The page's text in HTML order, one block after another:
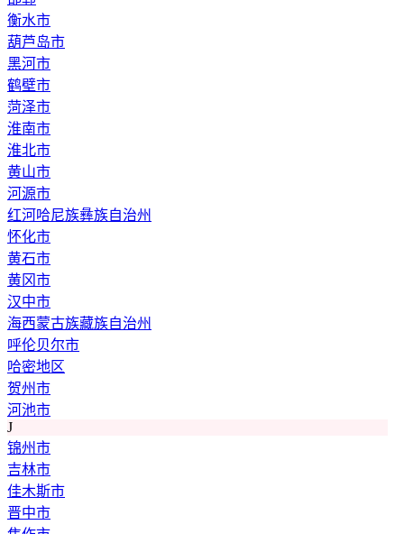
衡水市
葫芦岛市
黑河市
鹤壁市
菏泽市
淮南市
淮北市
黄山市
河源市
红河哈尼族彝族自治州
怀化市
黄石市
黄冈市
汉中市
海西蒙古族藏族自治州
呼伦贝尔市
哈密地区
贺州市
河池市
J
锦州市
吉林市
佳木斯市
晋中市